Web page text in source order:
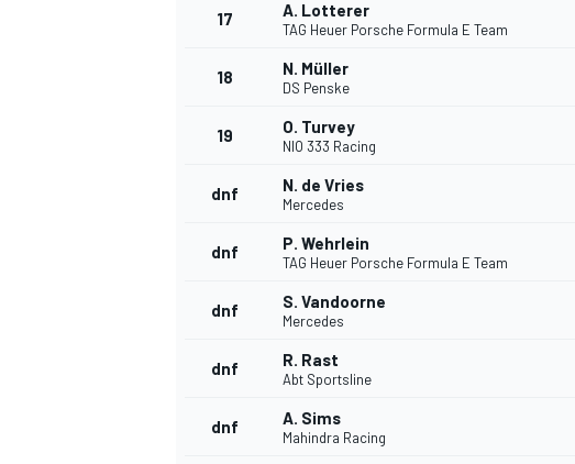
17 A. Lotterer
TAG Heuer Porsche Formula E Team
18 N. Müller
DS Penske
19 O. Turvey
NIO 333 Racing
dnf N. de Vries
Mercedes
dnf P. Wehrlein
TAG Heuer Porsche Formula E Team
dnf S. Vandoorne
Mercedes
dnf R. Rast
Abt Sportsline
dnf A. Sims
Mahindra Racing